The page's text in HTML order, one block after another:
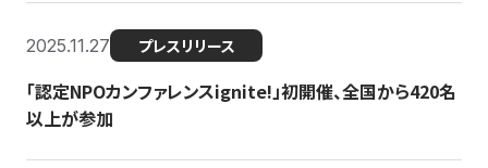
2025.11.27 プレスリリース
「認定NPOカンファレンスignite!」初開催、全国から420名
以上が参加